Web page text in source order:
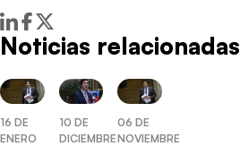
Noticias relacionadas
16 DE
ENERO
10 DE
DICIEMBRE
06 DE
NOVIEMBRE